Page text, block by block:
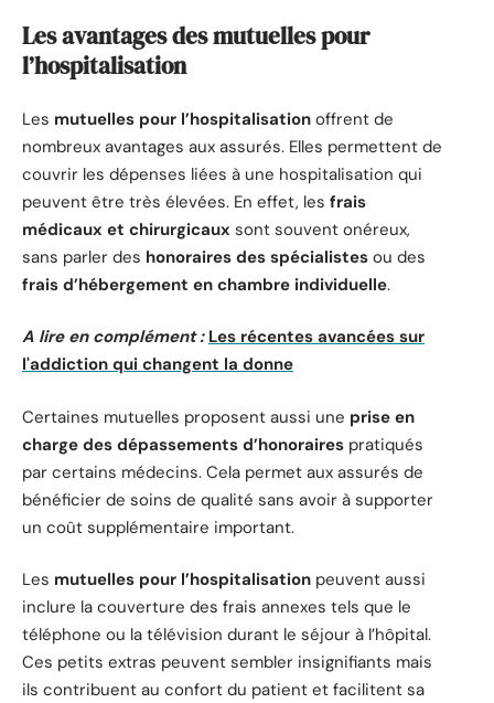
Les avantages des mutuelles pour
l’hospitalisation
Les mutuelles pour l’hospitalisation offrent de
nombreux avantages aux assurés. Elles permettent de
couvrir les dépenses liées à une hospitalisation qui
peuvent être très élevées. En effet, les frais
médicaux et chirurgicaux sont souvent onéreux,
sans parler des honoraires des spécialistes ou des
frais d’hébergement en chambre individuelle.
A lire en complément : Les récentes avancées sur
l'addiction qui changent la donne
Certaines mutuelles proposent aussi une prise en
charge des dépassements d’honoraires pratiqués
par certains médecins. Cela permet aux assurés de
bénéficier de soins de qualité sans avoir à supporter
un coût supplémentaire important.
Les mutuelles pour l’hospitalisation peuvent aussi
inclure la couverture des frais annexes tels que le
téléphone ou la télévision durant le séjour à l’hôpital.
Ces petits extras peuvent sembler insignifiants mais
ils contribuent au confort du patient et facilitent sa